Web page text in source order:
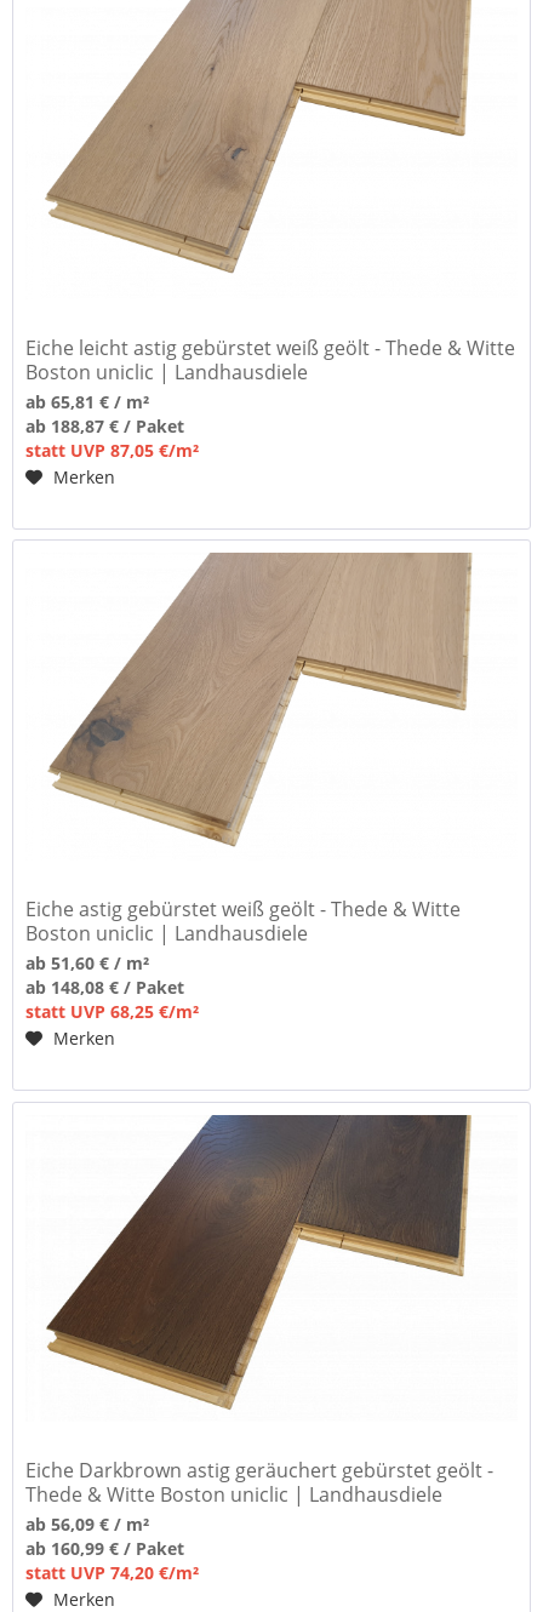
Eiche leicht astig gebürstet weiß geölt - Thede & Witte
Boston uniclic | Landhausdiele
ab 65,81 € / m²
ab 188,87 € / Paket
statt UVP 87,05 €/m²
Merken
Eiche astig gebürstet weiß geölt - Thede & Witte
Boston uniclic | Landhausdiele
ab 51,60 € / m²
ab 148,08 € / Paket
statt UVP 68,25 €/m²
Merken
Eiche Darkbrown astig geräuchert gebürstet geölt -
Thede & Witte Boston uniclic | Landhausdiele
ab 56,09 € / m²
ab 160,99 € / Paket
statt UVP 74,20 €/m²
Merken